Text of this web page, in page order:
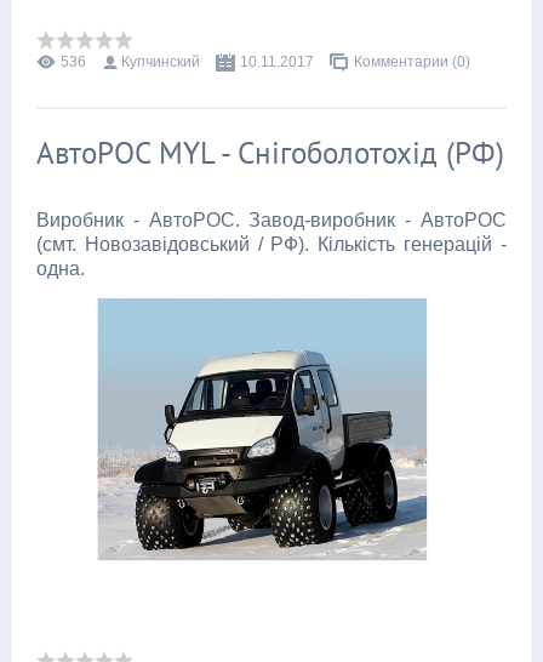
536 Купчинский 10.11.2017 Комментарии (0)
АвтоРОС MYL - Снігоболотохід (РФ)
Виробник - АвтоРОС. Завод-виробник - АвтоРОС
(смт. Новозавідовський / РФ). Кількість генерацій -
одна.